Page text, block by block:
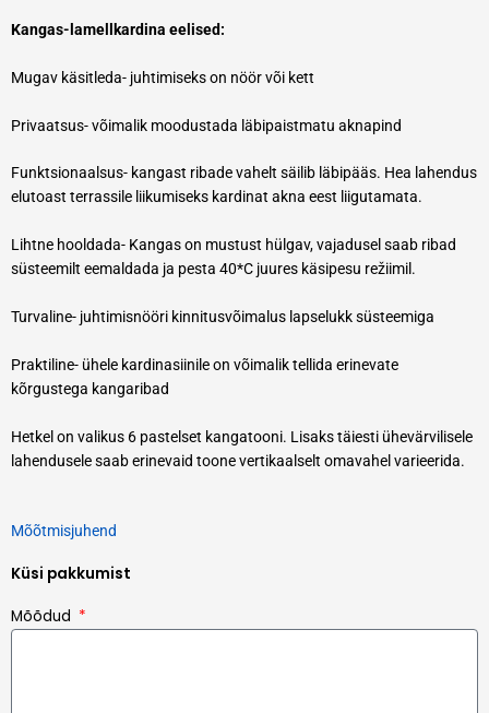
Kangas-lamellkardina eelised:
Mugav käsitleda- juhtimiseks on nöör või kett
Privaatsus- võimalik moodustada läbipaistmatu aknapind
Funktsionaalsus- kangast ribade vahelt säilib läbipääs. Hea lahendus
elutoast terrassile liikumiseks kardinat akna eest liigutamata.
Lihtne hooldada- Kangas on mustust hülgav, vajadusel saab ribad
süsteemilt eemaldada ja pesta 40*C juures käsipesu režiimil.
Turvaline- juhtimisnööri kinnitusvõimalus lapselukk süsteemiga
Praktiline- ühele kardinasiinile on võimalik tellida erinevate
kõrgustega kangaribad
Hetkel on valikus 6 pastelset kangatooni. Lisaks täiesti ühevärvilisele
lahendusele saab erinevaid toone vertikaalselt omavahel varieerida.
Mõõtmisjuhend
Küsi pakkumist
Mõõdud